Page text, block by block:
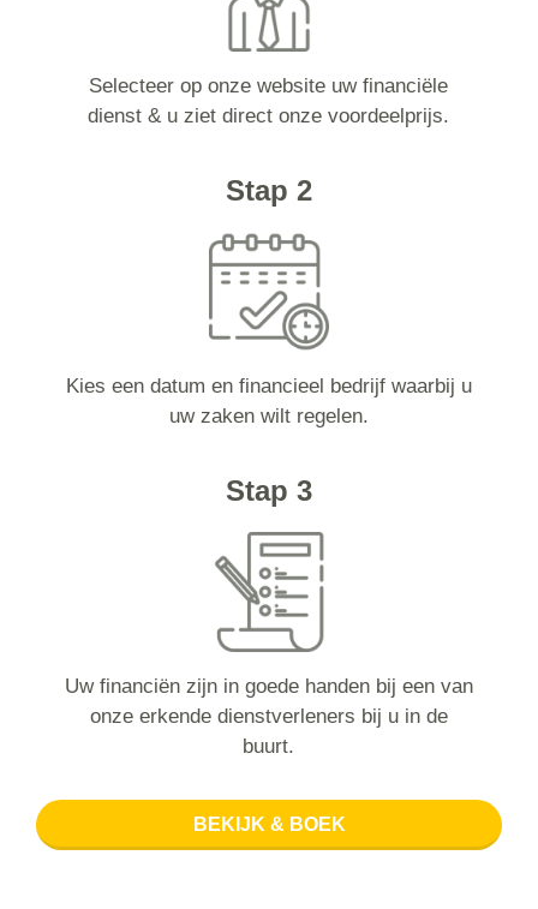
Selecteer op onze website uw financiële
dienst & u ziet direct onze voordeelprijs.
Stap 2
Kies een datum en financieel bedrijf waarbij u
uw zaken wilt regelen.
Stap 3
Uw financiën zijn in goede handen bij een van
onze erkende dienstverleners bij u in de
buurt.
BEKIJK & BOEK